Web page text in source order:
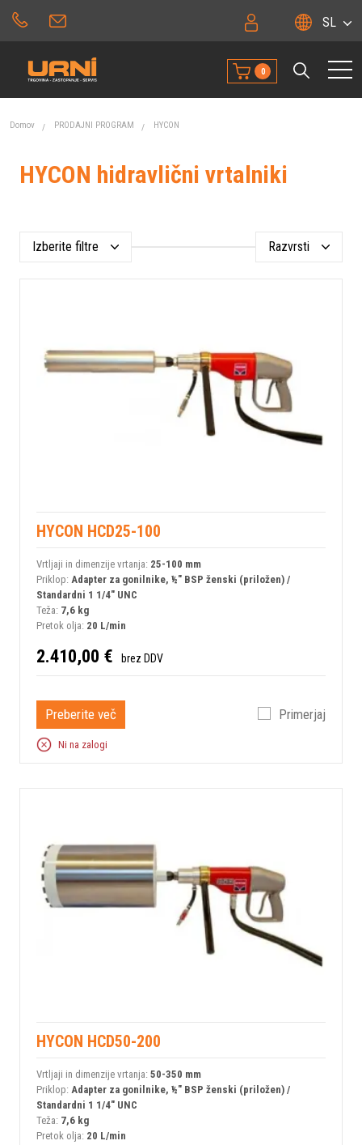
SL
0
Domov PRODAJNI PROGRAM HYCON
HYCON hidravlični vrtalniki
Izberite filtre Razvrsti
HYCON HCD25-100
Vrtljaji in dimenzije vrtanja: 25-100 mm
Priklop: Adapter za gonilnike, ½" BSP ženski (priložen) /
Standardni 1 1/4" UNC
Teža: 7,6 kg
Pretok olja: 20 L/min
2.410,00 € brez DDV
Preberite več Primerjaj
Ni na zalogi
HYCON HCD50-200
Vrtljaji in dimenzije vrtanja: 50-350 mm
Priklop: Adapter za gonilnike, ½" BSP ženski (priložen) /
Standardni 1 1/4" UNC
Teža: 7,6 kg
Pretok olja: 20 L/min